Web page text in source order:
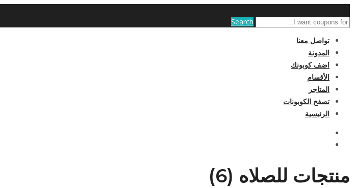
Search
تواصل معنا
المدونة
اضف كوبونك
الأقسام
المتاجر
تصفح الكوبونات
الرئيسية
منتجات للصلاه (6)